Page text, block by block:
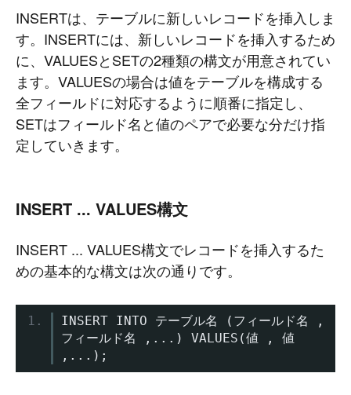
INSERTは、テーブルに新しいレコードを挿入しま
す。INSERTには、新しいレコードを挿入するため
に、VALUESとSETの2種類の構文が用意されてい
ます。VALUESの場合は値をテーブルを構成する
全フィールドに対応するように順番に指定し、
SETはフィールド名と値のペアで必要な分だけ指
定していきます。
INSERT ... VALUES構文
INSERT ... VALUES構文でレコードを挿入するた
めの基本的な構文は次の通りです。
INSERT INTO テーブル名 (フィールド名
,
フィールド名
,...) VALUES (値 ,
値
,...);